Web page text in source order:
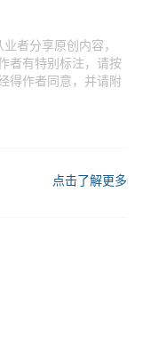
者分享原创内容，
者有特别标注，请按
得作者同意，并请附
点击了解更多